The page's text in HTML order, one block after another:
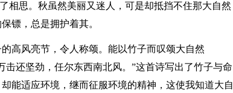
相思。秋虽然美丽又迷人，可是却抵挡不住那大自然
镖，总是拥护着其。
高风亮节，令人称颂。能以竹子而叹颂大自然
还坚劲，任尔东西南北风。”这首诗写出了竹子与命
能适应环境，继而征服环境的精神，这使我知道大自